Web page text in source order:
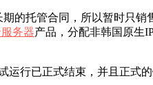
期的托管合同，所以暂时只销
务器产品，分配非韩国原生
运行已正式结束，并且正式